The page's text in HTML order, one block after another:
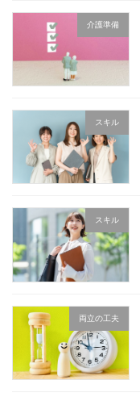
介護準備
スキル
スキル
両立の工夫